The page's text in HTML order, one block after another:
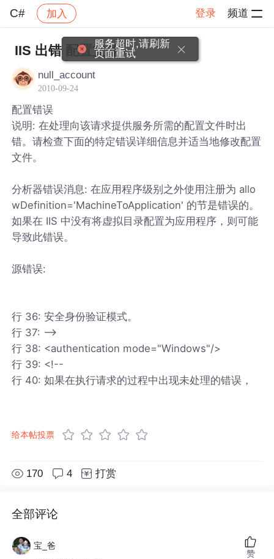
C# 加入 登录 频道
社区 C# 帖子详情
IIS 出错 配置文件
null_account
2010-09-24
配置错误
说明: 在处理向该请求提供服务所需的配置文件时出
错。请检查下面的特定错误详细信息并适当地修改配置
文件。
分析器错误消息: 在应用程序级别之外使用注册为 allo
wDefinition='MachineToApplication' 的节是错误的。
如果在 IIS 中没有将虚拟目录配置为应用程序，则可能
导致此错误。
源错误:
行 36: 安全身份验证模式。
行 37: -->
行 38: <authentication mode="Windows"/>
行 39: <!--
行 40: 如果在执行请求的过程中出现未处理的错误，
给本帖投票
170 4 打赏
全部评论
宝_爸
赞
服务超时,请刷新
页面重试